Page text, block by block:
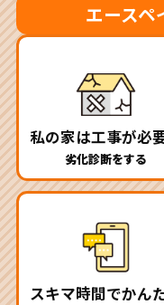
エースペ
私の家は工事が必
劣化診断をする
スキマ時間でかん